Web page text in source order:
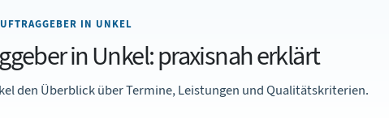
IN UNKEL
in Unkel: praxisnah erklärt
den Überblick über Termine, Leistungen und Qualitätskriterien.